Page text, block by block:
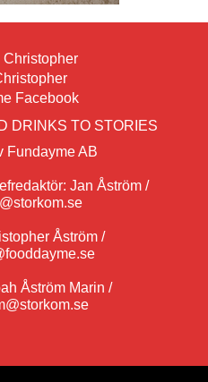
Christopher
Facebook
DRINKS TO STORIES
Fundayme AB
Jan Åström /
Åström /
Åström Marin /